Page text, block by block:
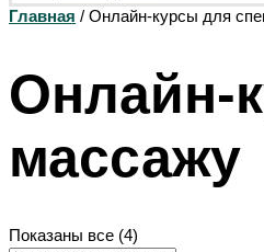
Главная / Онлайн-курсы для
Онлайн-
массажу
Показаны все (4)